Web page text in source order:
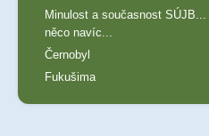
Minulost a současnost SÚJB...
něco navíc...
Černobyl
Fukušima